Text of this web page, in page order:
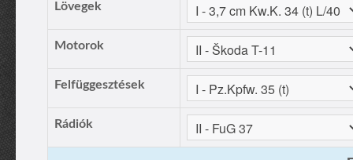
Lövegek
Motorok
Felfüggesztések
Rádiók